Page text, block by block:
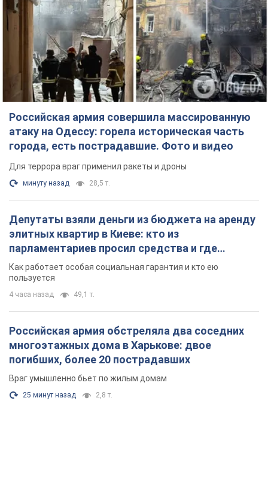
Для террора враг применил ракеты и дроны
минуту назад 28,5 т.
Депутаты взяли деньги из бюджета на аренду
элитных квартир в Киеве: кто из
парламентариев просил средства и где
Как работает особая социальная гарантия и кто ею
пользуется
4 часа назад 49,1 т.
Российская армия обстреляла два соседних
многоэтажных дома в Харькове: двое
погибших, более 20 пострадавших
Враг умышленно бьет по жилым домам
25 минут назад 2,8 т.